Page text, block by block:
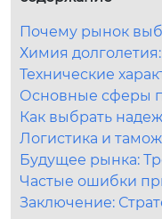
Почему рынок
Химия
Технические
Основные сферы
Как выбрать
Логистика и
Будущее рынка:
Частые ошибки
Заключение: